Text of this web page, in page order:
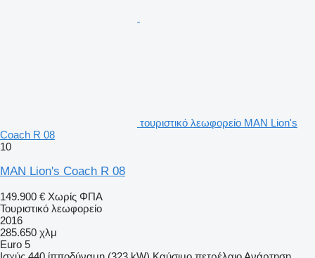
τουριστικό λεωφορείο MAN Lion's
Coach R 08
10
MAN Lion's Coach R 08
149.900 € Χωρίς ΦΠΑ
Τουριστικό λεωφορείο
2016
285.650 χλμ
Euro 5